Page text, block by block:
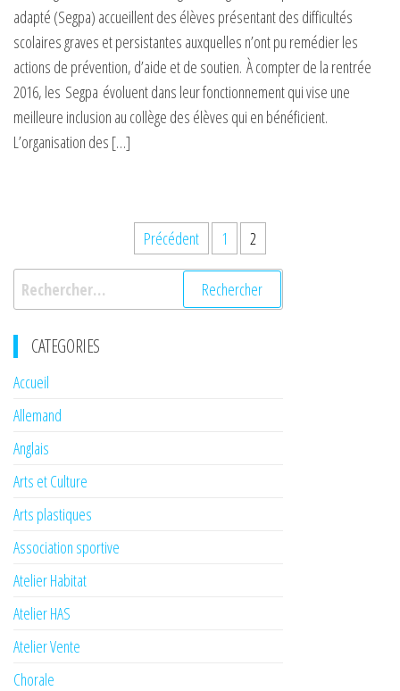
adapté (Segpa) accueillent des élèves présentant des difficultés
scolaires graves et persistantes auxquelles n’ont pu remédier les
actions de prévention, d’aide et de soutien. À compter de la rentrée
2016, les Segpa évoluent dans leur fonctionnement qui vise une
meilleure inclusion au collège des élèves qui en bénéficient.
L’organisation des […]
des
publications
Précédent 1
2
Rechercher :
CATEGORIES
Accueil
Allemand
Anglais
Arts et Culture
Arts plastiques
Association sportive
Atelier Habitat
Atelier HAS
Atelier Vente
Chorale